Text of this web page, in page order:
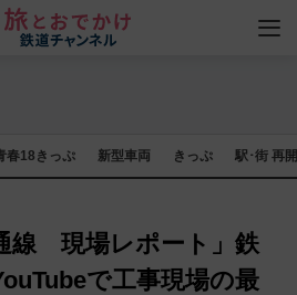
春18きっぷ 新型車両 きっぷ 駅･街 再
線 現場レポート」鉄
で工事現場の最